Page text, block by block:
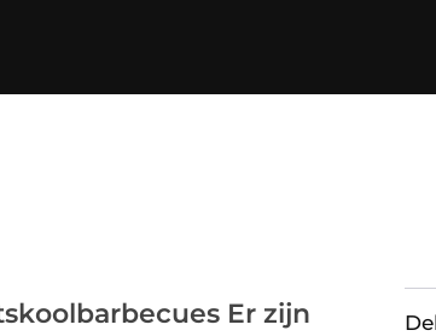
Er zijn